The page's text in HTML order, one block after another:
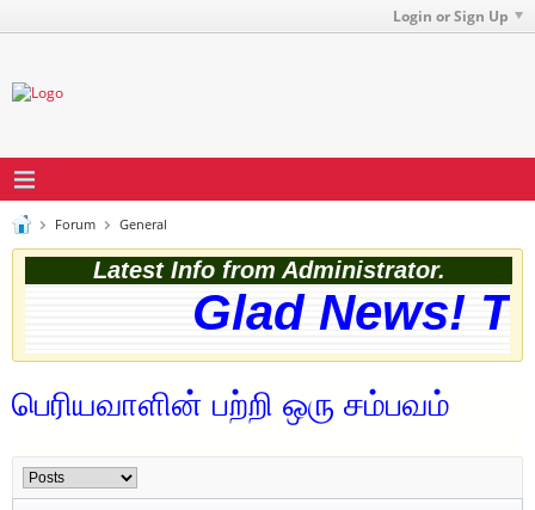
Login or Sign Up
Forum General
Latest Info from Administrator.
Glad News!
பெரியவாளின் பற்றி ஒரு சம்பவம்